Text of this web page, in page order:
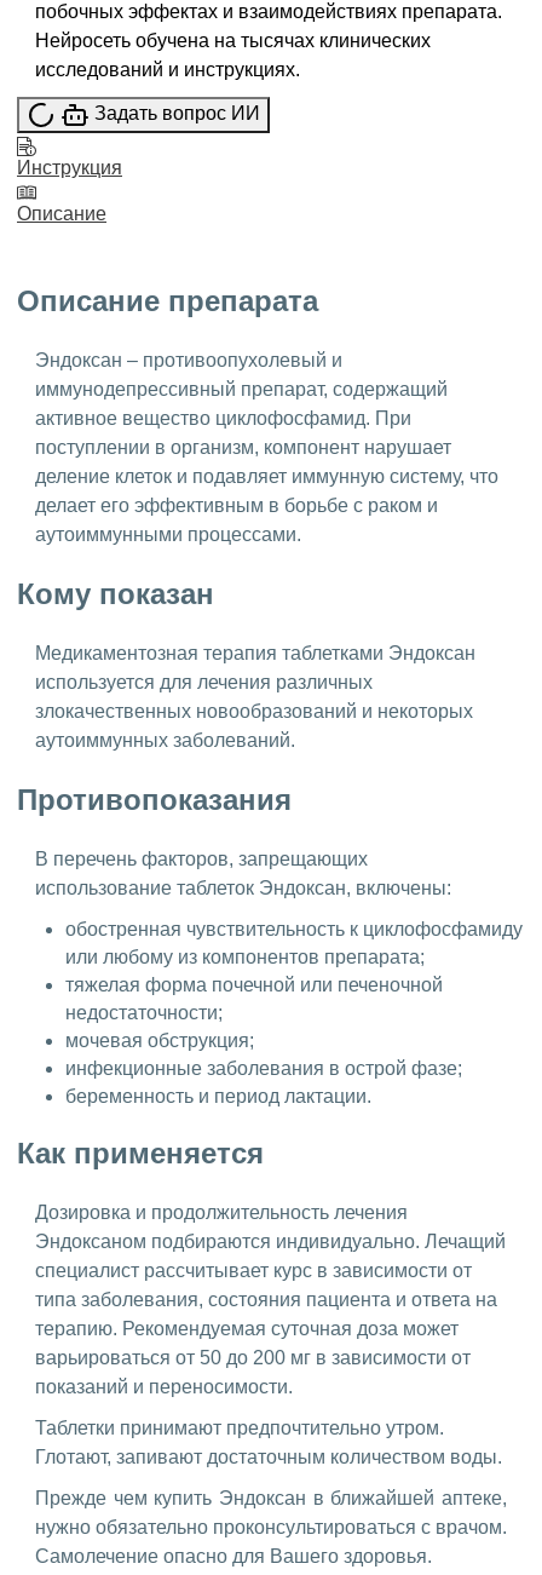
побочных эффектах и взаимодействиях препарата.
Нейросеть обучена на тысячах клинических
исследований и инструкциях.
Задать вопрос ИИ
Инструкция
Описание
Описание препарата
Эндоксан – противоопухолевый и
иммунодепрессивный препарат, содержащий
активное вещество циклофосфамид. При
поступлении в организм, компонент нарушает
деление клеток и подавляет иммунную систему, что
делает его эффективным в борьбе с раком и
аутоиммунными процессами.
Кому показан
Медикаментозная терапия таблетками Эндоксан
используется для лечения различных
злокачественных новообразований и некоторых
аутоиммунных заболеваний.
Противопоказания
В перечень факторов, запрещающих
использование таблеток Эндоксан, включены:
обостренная чувствительность к циклофосфамиду
или любому из компонентов препарата;
тяжелая форма почечной или печеночной
недостаточности;
мочевая обструкция;
инфекционные заболевания в острой фазе;
беременность и период лактации.
Как применяется
Дозировка и продолжительность лечения
Эндоксаном подбираются индивидуально. Лечащий
специалист рассчитывает курс в зависимости от
типа заболевания, состояния пациента и ответа на
терапию. Рекомендуемая суточная доза может
варьироваться от 50 до 200 мг в зависимости от
показаний и переносимости.
Таблетки принимают предпочтительно утром.
Глотают, запивают достаточным количеством воды.
Прежде чем купить Эндоксан в ближайшей аптеке,
нужно обязательно проконсультироваться с врачом.
Самолечение опасно для Вашего здоровья.